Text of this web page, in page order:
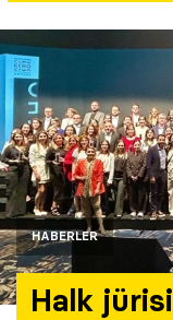
HABERLER
Halk
Araştırma